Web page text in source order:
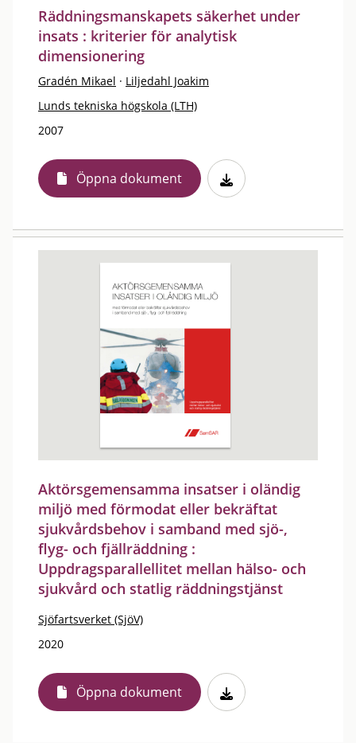
Räddningsmanskapets säkerhet under
insats : kriterier för analytisk
dimensionering
Gradén Mikael · Liljedahl Joakim
Lunds tekniska högskola (LTH)
2007
Öppna dokument
Aktörsgemensamma insatser i oländig
miljö med förmodat eller bekräftat
sjukvårdsbehov i samband med sjö-,
flyg- och fjällräddning :
Uppdragsparallellitet mellan hälso- och
sjukvård och statlig räddningstjänst
Sjöfartsverket (SjöV)
2020
Öppna dokument